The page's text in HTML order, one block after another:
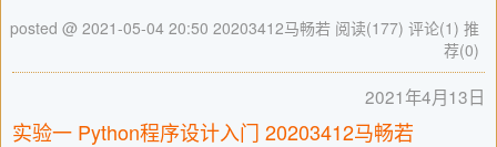
posted @ 2021-05-04 20:50 20203412马畅若 阅读(177) 评论(1) 推
荐(0)
2021年4月13日
实验一 Python程序设计入门 20203412马畅若